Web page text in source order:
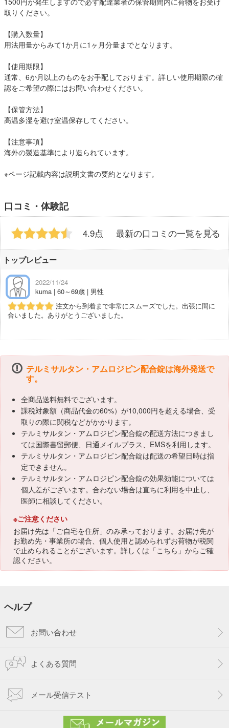
取りください。
【購入数量】
用法用量からみて1か月に1ヶ月分量までとなります。
【使用期限】
通常、6か月以上のものをお手配しております。詳しい使用期限の確
認をご希望の際にはお問い合わせください。
【保管方法】
高温多湿を避け室温保存してください。
【注意事項】
海外の製造基準により造られています。
※ページ記載内容は説明文書の要約となります。
口コミ・体験記
4.9点 最新の口コミの一覧を見る
トップレビュー
2022/11/24
kuma | 60～69歳 | 男性
注文から到着まで非常にスムーズでした。出張に間に
合いました。ありがとうございました。
テルミサルタン・アムロジピン配合錠は海外発送で
す。
全商品送料無料でございます。
課税対象額（商品代金の60%）が10,000円を超える場合、受
取りの際に関税などがかかります。
テルミサルタン・アムロジピン配合錠の配送方法につきまし
ては国際書留郵便、日通メイルプラス、EMSを利用します。
テルミサルタン・アムロジピン配合錠は配送の希望日時は指
定できません。
テルミサルタン・アムロジピン配合錠の効果効能については
個人差がございます。合わない場合は直ちに利用を中止し、
医師に相談してください。
※ご注意ください
お届け先は「ご自宅を住所」のみ承っております。お届け先が
お勤め先・事業所の場合、個人使用と認められずお荷物が税関
で止められることがございます。詳しくは「こちら 」からご確
認ください。
ヘルプ
お問い合わせ
よくある質問
メール受信テスト